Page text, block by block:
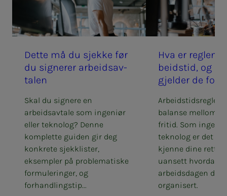
Det­­­te må du sjek­­­ke før
du sig­­­ne­­­rer ar­­­beids­­­av­
ta­­­len
Skal du signere en
arbeidsavtale som ingeniør
eller teknolog? Denne
komplette guiden gir deg
konkrete sjekklister,
eksempler på problematiske
formuleringer, og
forhandlingstip...
Hva er
beids­­­­­tid, og
gjel­­­der de for
balanse mellom
fritid. Som
teknolog er det
kjenne dine
uansett hvordan
arbeidsdagen din
organisert.